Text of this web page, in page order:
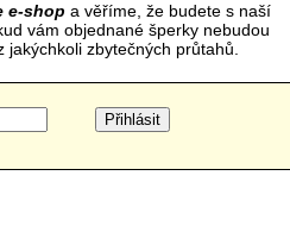
e-shop a věříme, že budete s naší
vám objednané šperky nebudou
zbytečných průtahů.